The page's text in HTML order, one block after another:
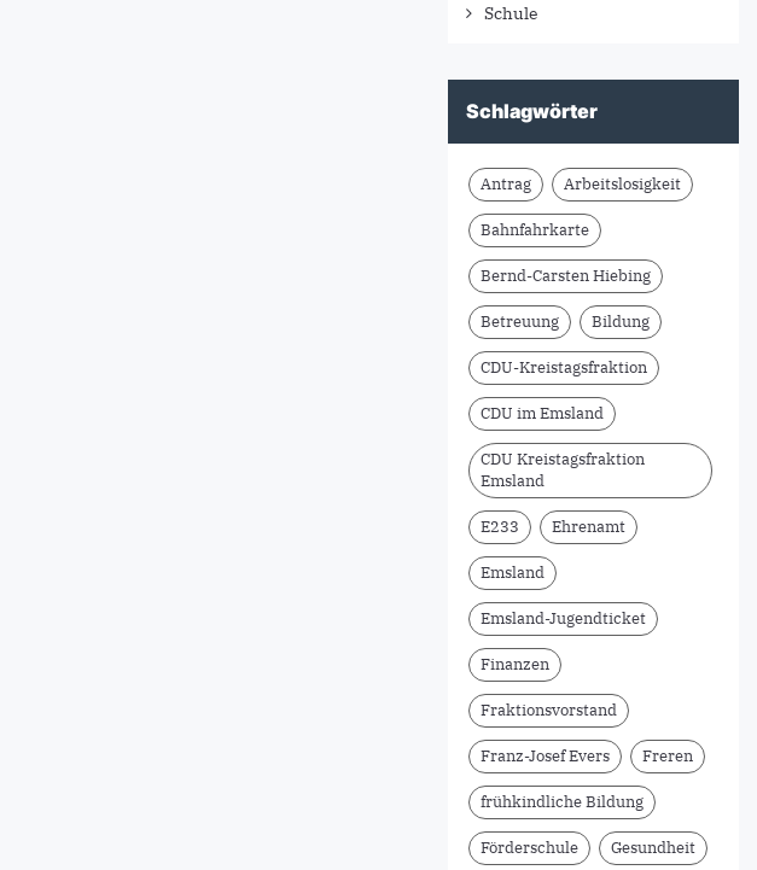
Schule
Schlagwörter
Antrag Arbeitslosigkeit
Bahnfahrkarte
Bernd-Carsten Hiebing
Betreuung Bildung
CDU-Kreistagsfraktion
CDU im Emsland
CDU Kreistagsfraktion
Emsland
E233 Ehrenamt
Emsland
Emsland-Jugendticket
Finanzen
Fraktionsvorstand
Franz-Josef Evers Freren
frühkindliche Bildung
Förderschule Gesundheit